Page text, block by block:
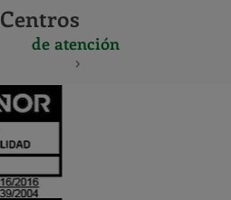
Centros
de atención
Y